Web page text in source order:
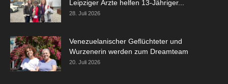
Leipziger Ärzte helfen 13-Jähriger...
28. Juli 2026
Venezuelanischer Geflüchteter und
Wurzenerin werden zum Dreamteam
20. Juli 2026